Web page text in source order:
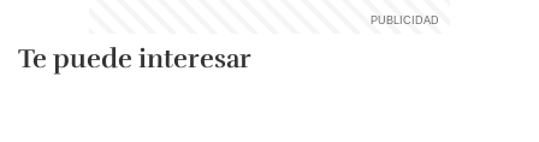
Te puede interesar